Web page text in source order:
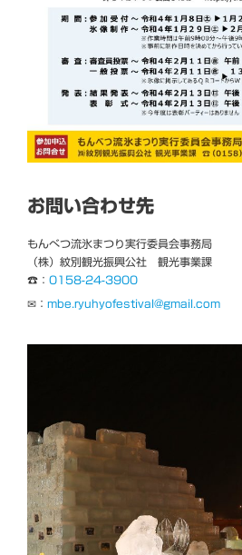
お問い合わせ先
もんべつ流氷まつり実行委員会事務局
（株）紋別観光振興公社 観光事業課
☎： 0158-24-3900
✉： mbe.ryuhyofestival@gmail.com